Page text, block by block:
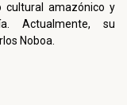
cultural amazónico y
Actualmente, su
Noboa.